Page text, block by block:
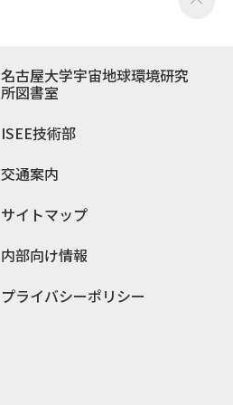
名古屋大学宇宙地球環境研究
所図書室
ISEE技術部
交通案内
サイトマップ
内部向け情報
プライバシーポリシー